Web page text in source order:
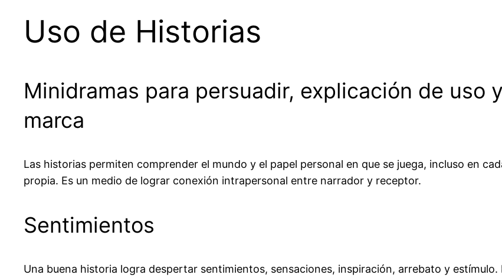
Uso de Historias
Minidramas para persuadir, explicación de uso
marca
Las historias permiten comprender el mundo y el papel personal en que se juega, incluso en
propia. Es un medio de lograr conexión intrapersonal entre narrador y receptor.
Sentimientos
Una buena historia logra despertar sentimientos, sensaciones, inspiración, arrebato y